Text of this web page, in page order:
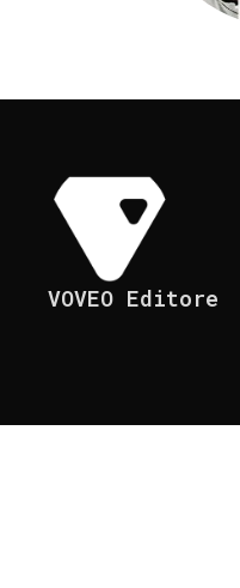
VOVEO Editore